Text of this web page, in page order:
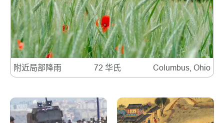
附近局部降雨 72 华氏 Columbus, Ohio